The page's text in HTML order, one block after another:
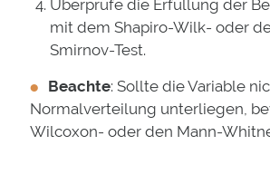
Überprüfe die Erfüllung der
mit dem Shapiro-Wilk- oder
Smirnov-Test.
Beachte: Sollte die Variable
Normalverteilung unterliegen,
Wilcoxon- oder den Mann-